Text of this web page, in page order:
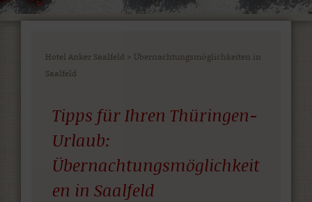
Hotel Anker Saalfeld > Übernachtungsmöglichkeiten in
Saalfeld
Tipps für Ihren Thüringen-
Urlaub:
Übernachtungsmöglichkeit
en in Saalfeld